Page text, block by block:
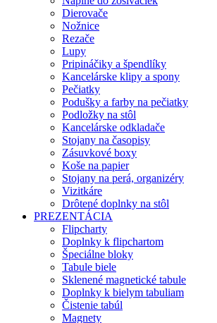
Dierovače
Nožnice
Rezače
Lupy
Pripináčiky a špendlíky
Kancelárske klipy a spony
Pečiatky
Podušky a farby na pečiatky
Podložky na stôl
Kancelárske odkladače
Stojany na časopisy
Zásuvkové boxy
Koše na papier
Stojany na perá, organizéry
Vizitkáre
Drôtené doplnky na stôl
PREZENTÁCIA
Flipcharty
Doplnky k flipchartom
Špeciálne bloky
Tabule biele
Sklenené magnetické tabule
Doplnky k bielym tabuliam
Čistenie tabúl
Magnety